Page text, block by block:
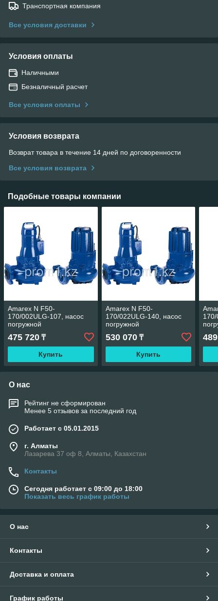
Транспортная компания
Все условия доставки
Условия оплаты
Наличными
Безналичный расчет
Все условия оплаты
Условия возврата
Возврат товара в течение 14 дней по договоренности
Все условия возврата
Подобные товары компании
Amarex N F50-
170/002ULG-107, насос
погружной
канализационный
475 720 ₸
Купить
Amarex N F50-
170/022ULG-140, насос
погружной
канализационный
530 070₸
Купить
О нас
Рейтинг не сформирован
Менее 5 отзывов за последний год
Работает с 05.01.2015
г. Алматы
Лазарева 37 оф 8, Алматы, Казахстан
Контакты
Сегодня работает с 09:00 до 18:00
Показать весь график работы
О нас
Контакты
Доставка и оплата
График работы